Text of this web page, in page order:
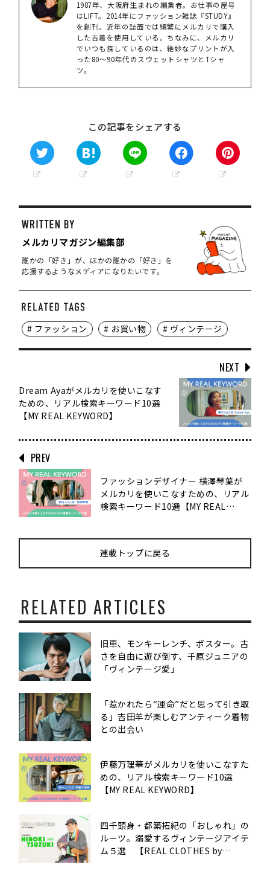
1987年、大阪府生まれの編集者。お仕事の屋号
はLIFT。2014年にファッション雑誌『STUDY』
を創刊。近年の誌面では頻繁にメルカリで購入
した古着を使用している。ちなみに、メルカリ
でいつも探しているのは、絶妙なプリントが入
った80〜90年代のスウェットシャツとTシャ
ツ。
この記事をシェアする
メルカリマガジン編集部
誰かの「好き」が、ほかの誰かの「好き」を
応援するようなメディアになりたいです。
# ファッション # お買い物 # ヴィンテージ
NEXT
Dream Ayaがメルカリを使いこなす
ための、リアル検索キーワード10選
【MY REAL KEYWORD】
PREV
ファッションデザイナー 横澤琴葉が
メルカリを使いこなすための、リアル
検索キーワード10選【MY REAL
連載トップに戻る
RELATED ARTICLES
旧車、モンキーレンチ、ポスター。古
さを自由に遊び倒す、千原ジュニアの
「ヴィンテージ愛」
「惹かれたら“運命”だと思って引き取
る」吉田羊が楽しむアンティーク着物
との出会い
伊藤万理華がメルカリを使いこなすた
めの、リアル検索キーワード10選
【MY REAL KEYWORD】
四千頭身・都築拓紀の「おしゃれ」の
ルーツ。溺愛するヴィンテージアイテ
ム５選 【REAL CLOTHES by